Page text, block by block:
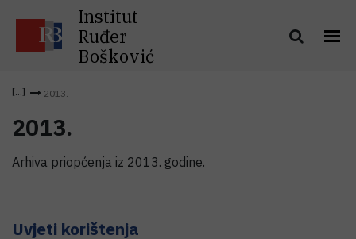
Institut
Ruđer
Bošković
2013.
2013.
Arhiva priopćenja iz 2013. godine.
Uvjeti korištenja